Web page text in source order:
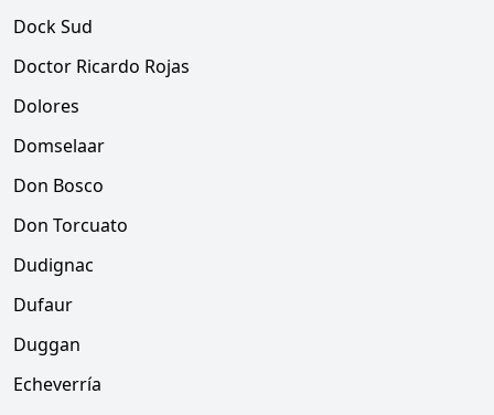
Dock Sud
Doctor Ricardo Rojas
Dolores
Domselaar
Don Bosco
Don Torcuato
Dudignac
Dufaur
Duggan
Echeverría